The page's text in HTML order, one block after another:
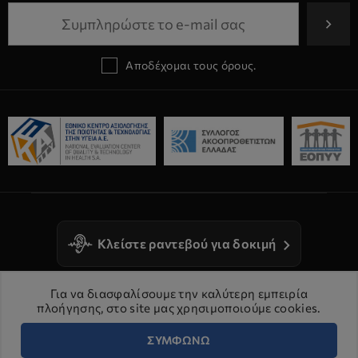
Για να διασφαλίσουμε την καλύτερη εμπειρία
πλοήγησης, στο site μας χρησιμοποιούμε cookies.
ΣΥΜΦΩΝΩ
Αποδέχομαι τους όρους.
Κλείστε ραντεβού για δοκιμή